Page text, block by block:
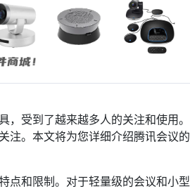
受到了越来越多人的关注和使用。
注。本文将为您详细介绍腾讯会议的
点和限制。对于轻量级的会议和小型